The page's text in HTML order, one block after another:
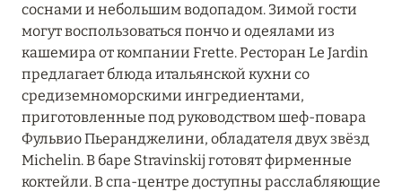
соснами и небольшим водопадом. Зимой гости
могут воспользоваться пончо и одеялами из
кашемира от компании Frette. Ресторан Le Jardin
предлагает блюда итальянской кухни со
средиземноморскими ингредиентами,
приготовленные под руководством шеф-повара
Фульвио Пьеранджелини, обладателя двух звёзд
Michelin. В баре Stravinskij готовят фирменные
коктейли. В спа-центре доступны расслабляющие